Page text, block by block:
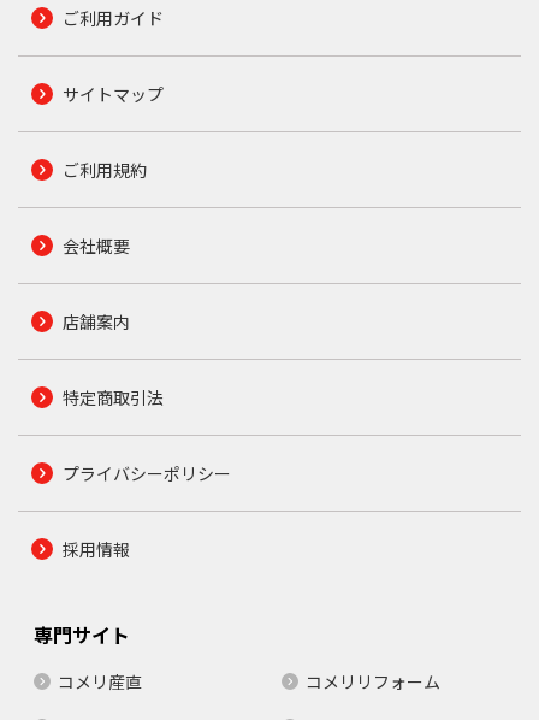
ご利用ガイド
サイトマップ
ご利用規約
会社概要
店舗案内
特定商取引法
プライバシーポリシー
採用情報
専門サイト
コメリ産直
コメリリフォーム